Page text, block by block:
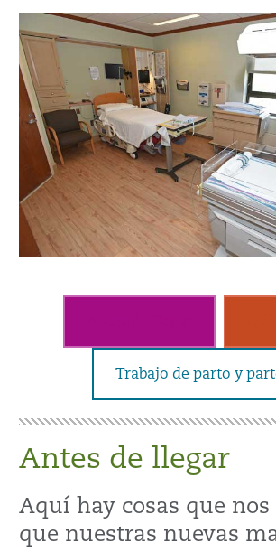
Trabajo de parto y
Antes de llegar
Aquí hay cosas que
que nuestras nuevas